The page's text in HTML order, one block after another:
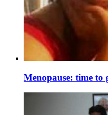
Menopause: time to